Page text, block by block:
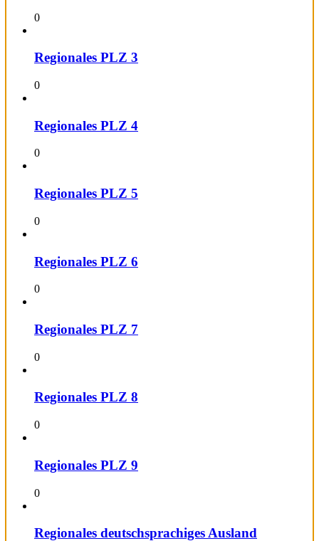
0
Regionales PLZ 3
0
Regionales PLZ 4
0
Regionales PLZ 5
0
Regionales PLZ 6
0
Regionales PLZ 7
0
Regionales PLZ 8
0
Regionales PLZ 9
0
Regionales deutschsprachiges Ausland